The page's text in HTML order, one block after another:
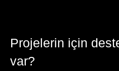
Projelerin için
var?